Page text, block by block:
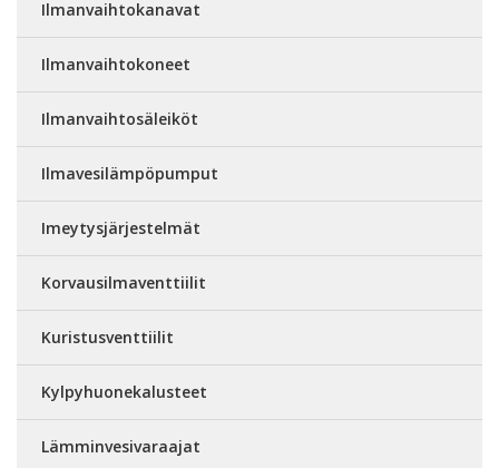
Ilmanvaihtokanavat
Ilmanvaihtokoneet
Ilmanvaihtosäleiköt
Ilmavesilämpöpumput
Imeytysjärjestelmät
Korvausilmaventtiilit
Kuristusventtiilit
Kylpyhuonekalusteet
Lämminvesivaraajat